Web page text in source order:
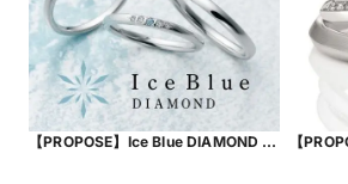
【PROPOSE】Ice Blue DIAMOND ～
【
タルビ